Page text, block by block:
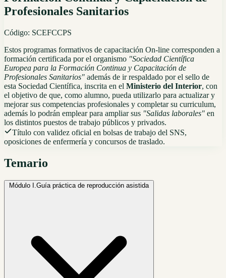
Profesionales Sanitarios
Código: SCEFCCPS
Estos programas formativos de capacitación On-line corresponden a
formación certificada por el organismo "Sociedad Científica
Europea para la Formación Continua y Capacitación de
Profesionales Sanitarios" además de ir respaldado por el sello de
esta Sociedad Científica, inscrita en el Ministerio del Interior, con
el objetivo de que, como alumno, pueda utilizarlo para actualizar y
mejorar sus competencias profesionales y completar su curriculum,
además lo podrán emplear para ampliar sus "Salidas laborales" en
los distintos puestos de trabajo públicos y privados.
Título con validez oficial en bolsas de trabajo del SNS,
oposiciones de enfermería y concursos de traslado.
Temario
Módulo I. Guía práctica de reproducción asistida